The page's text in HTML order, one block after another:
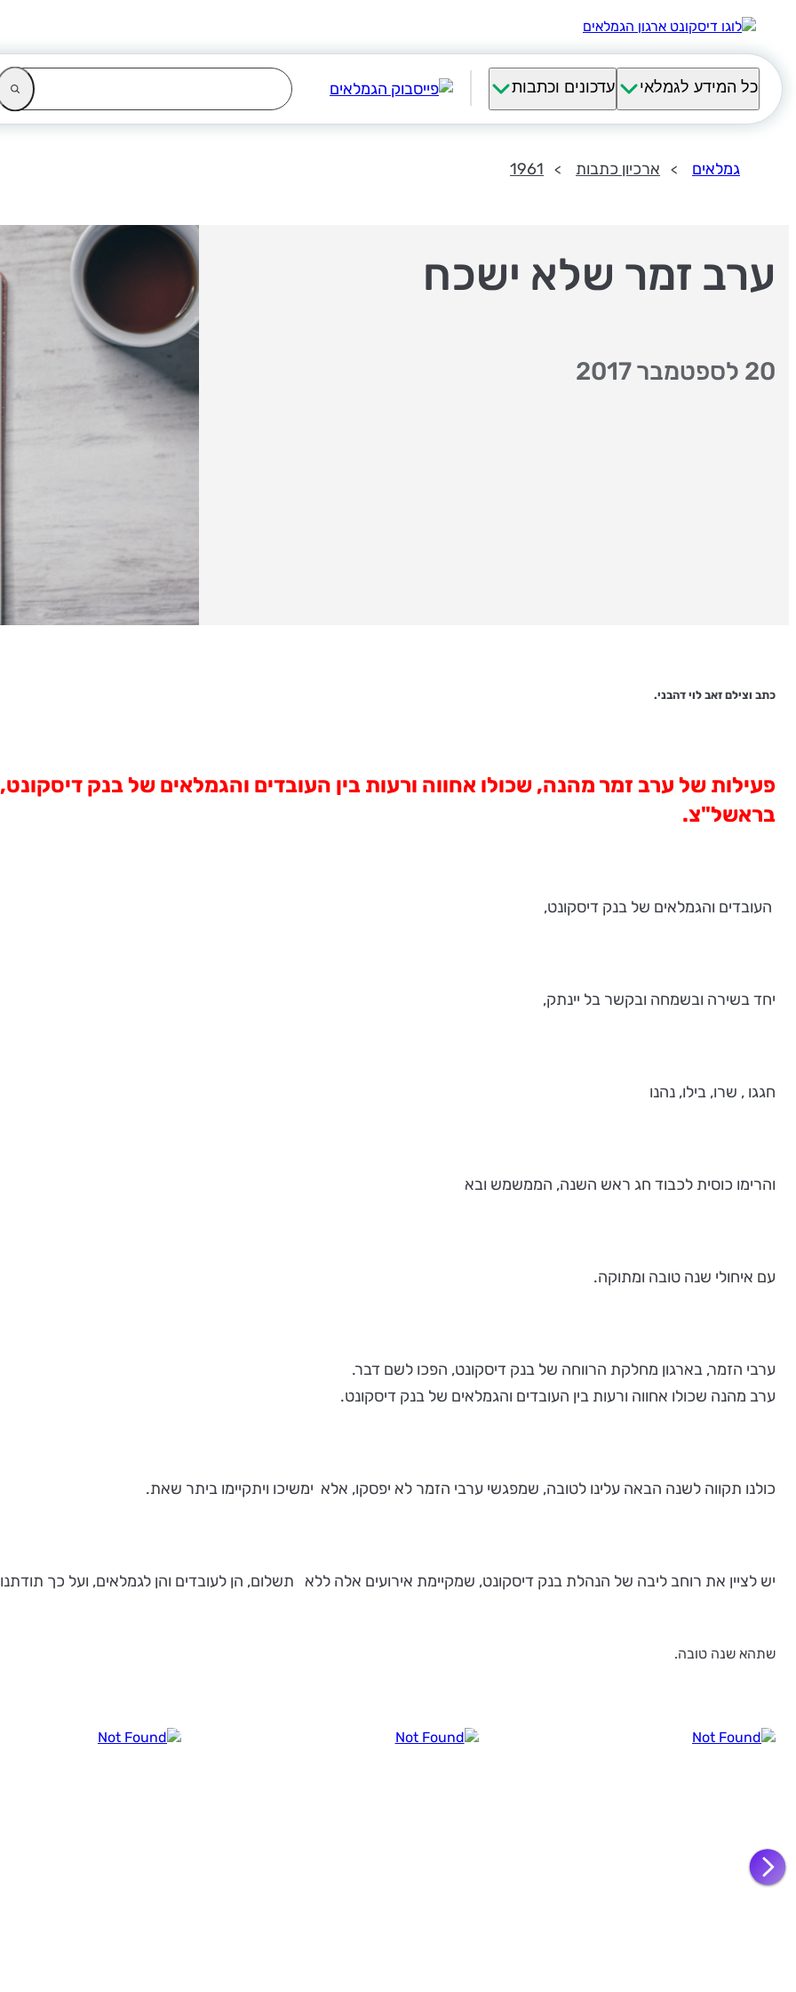
כל המידע לגמלאי עדכונים וכתבות
גמלאים ארכיון כתבות 1961
ערב זמר שלא ישכח
20 לספטמבר 2017
כתב וצילם זאב לוי דהבני.
בראשל"צ.
העובדים והגמלאים של בנק דיסקונט,
יחד בשירה ובשמחה ובקשר בל יינתק,
חגגו , שרו, בילו, נהנו
והרימו כוסית לכבוד חג ראש השנה, הממשמש ובא
עם איחולי שנה טובה ומתוקה.
ערבי הזמר, בארגון מחלקת הרווחה של בנק דיסקונט, הפכו לשם דבר.
ערב מהנה שכולו אחווה ורעות בין העובדים והגמלאים של בנק דיסקונט.
כולנו תקווה לשנה הבאה עלינו לטובה, שמפגשי ערבי הזמר לא יפסקו, אלא ימשיכו ויתקיימו ביתר שאת.
יש לציין את רוחב ליבה של הנהלת בנק דיסקונט, שמקיימת אירועים אלה ללא תשלום, הן לעובדים והן לגמלאים, ועל כך
שתהא שנה טובה.